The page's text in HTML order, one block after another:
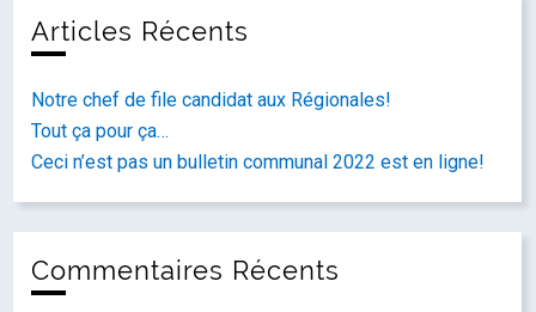
Articles Récents
Notre chef de file candidat aux Régionales!
Tout ça pour ça…
Ceci n’est pas un bulletin communal 2022 est en ligne!
Commentaires Récents